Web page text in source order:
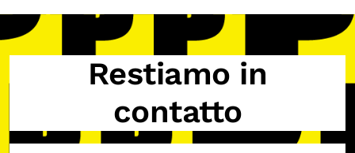
Restiamo in
contatto